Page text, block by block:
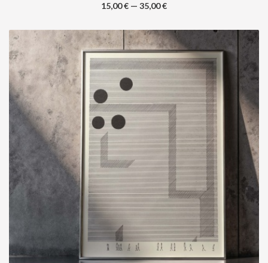
15,00 € — 35,00 €